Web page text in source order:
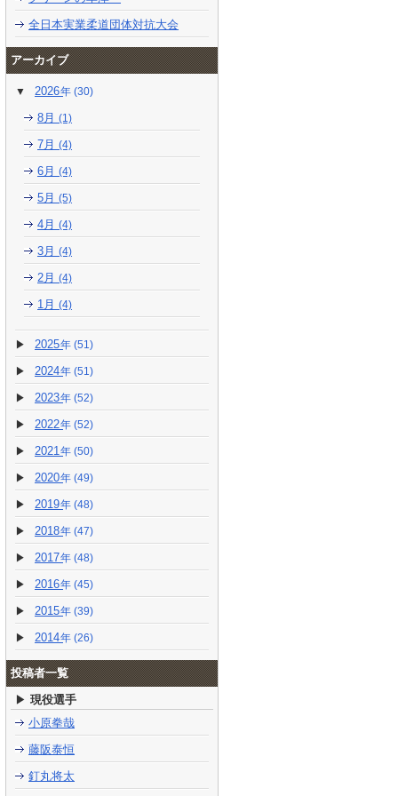
全日本実業柔道団体対抗大会
アーカイブ
2026 (30)
8月(1)
7月(4)
6月(4)
5月(5)
4月(4)
3月(4)
2月(4)
1月(4)
2025 (51)
2024 (51)
2023 (52)
2022 (52)
2021 (50)
2020 (49)
2019 (48)
2018 (47)
2017 (48)
2016 (45)
2015 (39)
2014 (26)
投稿者一覧
現役選手
小原拳哉
藤阪泰恒
釘丸将太